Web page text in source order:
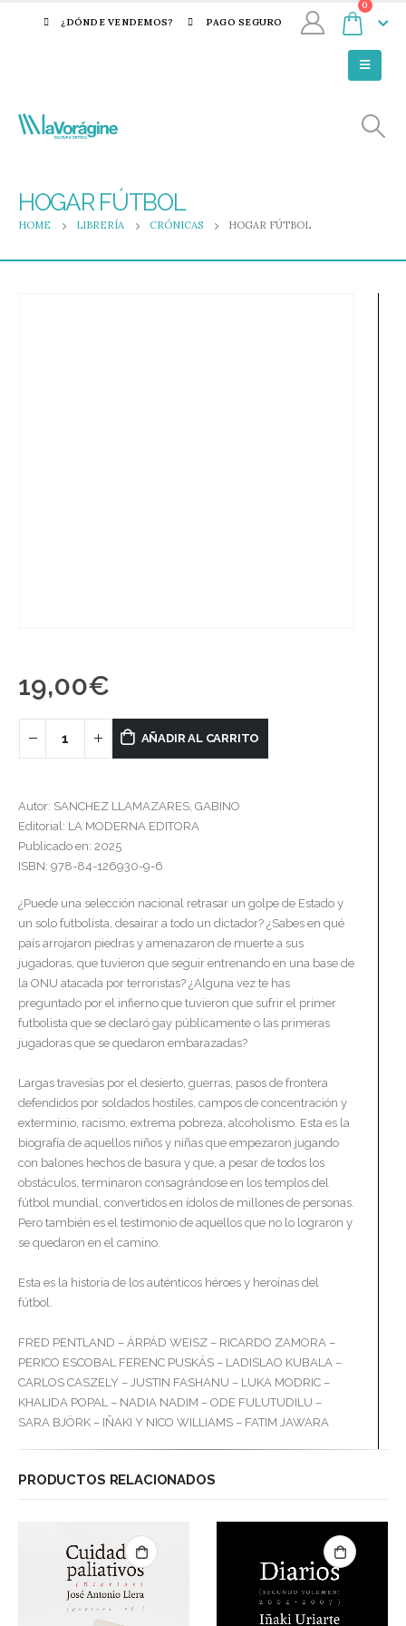
¿DÓNDE VENDEMOS? PAGO SEGURO
0
HOGAR FÚTBOL
HOME LIBRERÍA CRÓNICAS HOGAR FÚTBOL
19,00€
AÑADIR AL CARRITO
Autor: SANCHEZ LLAMAZARES, GABINO
Editorial: LA MODERNA EDITORA
Publicado en: 2025
ISBN: 978-84-126930-9-6
¿Puede una selección nacional retrasar un golpe de Estado y
un solo futbolista, desairar a todo un dictador? ¿Sabes en qué
país arrojaron piedras y amenazaron de muerte a sus
jugadoras, que tuvieron que seguir entrenando en una base de
la ONU atacada por terroristas? ¿Alguna vez te has
preguntado por el infierno que tuvieron que sufrir el primer
futbolista que se declaró gay públicamente o las primeras
jugadoras que se quedaron embarazadas?
Largas travesías por el desierto, guerras, pasos de frontera
defendidos por soldados hostiles, campos de concentración y
exterminio, racismo, extrema pobreza, alcoholismo. Esta es la
biografía de aquellos niños y niñas que empezaron jugando
con balones hechos de basura y que, a pesar de todos los
obstáculos, terminaron consagrándose en los templos del
fútbol mundial, convertidos en ídolos de millones de personas.
Pero también es el testimonio de aquellos que no lo lograron y
se quedaron en el camino.
Esta es la historia de los auténticos héroes y heroínas del
fútbol.
FRED PENTLAND – ÁRPÁD WEISZ – RICARDO ZAMORA –
PERICO ESCOBAL FERENC PUSKÁS – LADISLAO KUBALA –
CARLOS CASZELY – JUSTIN FASHANU – LUKA MODRIC –
KHALIDA POPAL – NADIA NADIM – ODE FULUTUDILU –
SARA BJÖRK – IÑAKI Y NICO WILLIAMS – FATIM JAWARA
PRODUCTOS RELACIONADOS